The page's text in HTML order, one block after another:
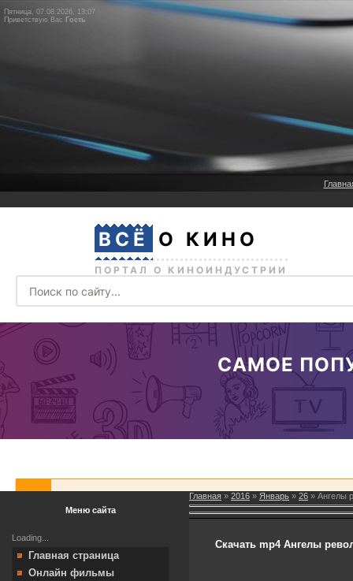
Пятница, 07.08.2026, 13:07
Приветствую Вас Гость
Меню сайта
Loading...
Главная страница
Онлайн фильмы
Главная » 2016 » Январь » 26 » Ангелы
Скачать mp4 Ангелы